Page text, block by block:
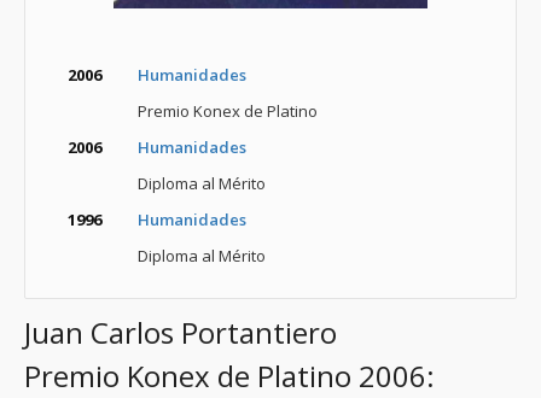
2006
Humanidades
Premio Konex de Platino
2006
Humanidades
Diploma al Mérito
1996
Humanidades
Diploma al Mérito
Juan Carlos Portantiero
Premio Konex de Platino 2006: